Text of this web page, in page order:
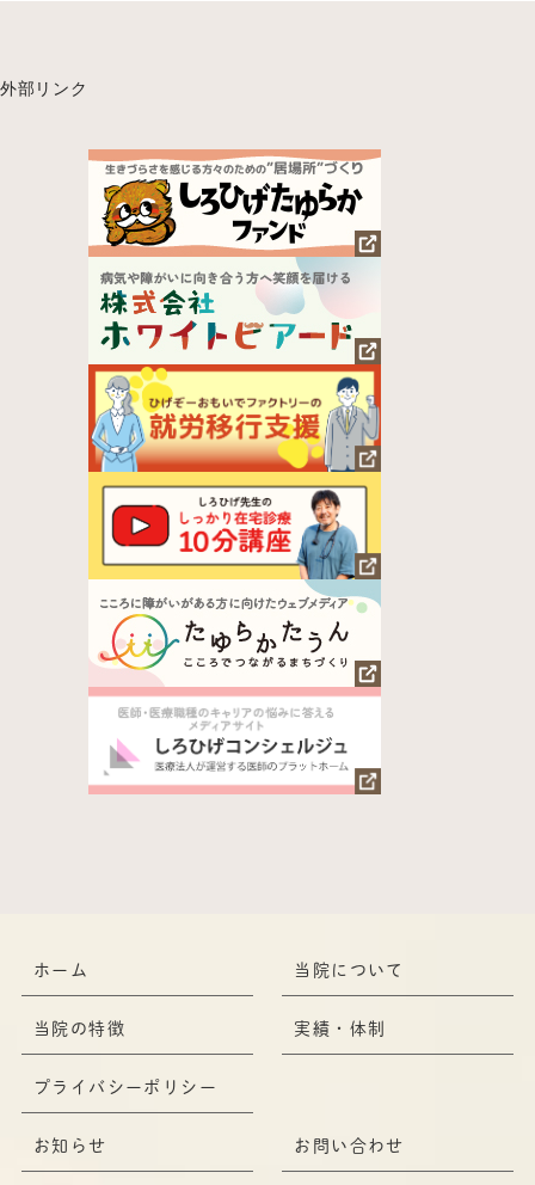
外部リンク
ホーム 当院について
当院の特徴 実績・体制
プライバシーポリシー
お知らせ お問い合わせ